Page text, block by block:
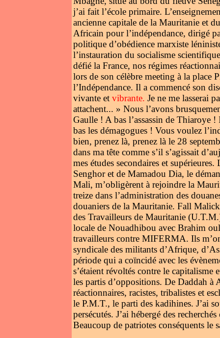
j’ai fait l’école primaire.
ancienne capitale de la Mauritanie et
Africain pour l’indépendance, dirigé
politique d’obédience marxiste
l’instauration du socialisme
défié la France, nos régimes
lors de son célèbre meeting à la place
l’Indépendance. Il a commencé son
vivante et vibrante. Je ne me lasserai
attachent... » Nous l’avons
Gaulle ! A bas l’assassin de Thiaroye
bas les démagogues ! Vous voulez
bien, prenez là, prenez là le 28
dans ma tête comme s’il s’agissait
mes études secondaires et
Senghor et de Mamadou Dia, le
Mali, m’obligèrent à rejoindre la
treize dans l’administration des
douaniers de la Mauritanie. Fall
des Travailleurs de Mauritanie
locale de Nouadhibou avec Brahim
travailleurs contre MIFERMA. Ils
syndicale des militants d’Afrique,
période qui a coïncidé avec les
s’étaient révoltés contre le
les partis d’oppositions. De Daddah à
réactionnaires, racistes, tribalistes et
le P.M.T., le parti des kadihines. J’ai
persécutés. J’ai hébergé des
Beaucoup de patriotes conséquents le